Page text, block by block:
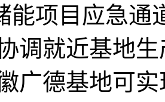
能项目应急通
调就近基地
广德基地可